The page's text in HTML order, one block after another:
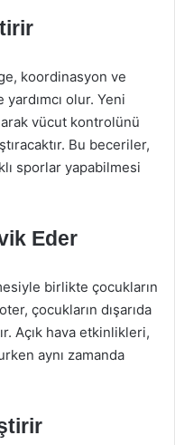
koordinasyon ve
olur. Yeni
vücut kontrolünü
Bu beceriler,
sporlar yapabilmesi
Eder
birlikte çocukların
çocukların dışarıda
Açık hava etkinlikleri,
aynı zamanda